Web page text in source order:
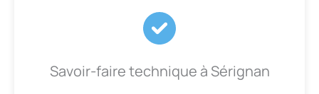
Savoir-faire technique à Sérignan